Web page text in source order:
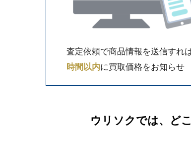
査定依頼で商品情報を送信すれ
時間以内に買取価格をお知らせ
ウリソクでは、ど